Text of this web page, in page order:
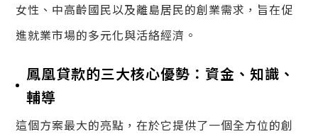
女性、中高齡國民以及離島居民的創業需求，旨在促
進就業市場的多元化與活絡經濟。
鳳凰貸款的三大核心優勢：資金、知識、
輔導
這個方案最大的亮點，在於它提供了一個全方位的創